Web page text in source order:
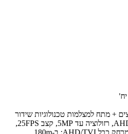
בלונים ל 4 ערוצים + מתח למצלמות טכנולוגיות שידור
AHD/TVI/CVI/ANALOG, רזולוציה עד 5MP, קצב 25FPS,
התקנה על מדף או קיר, מרחק כבל AHD/TVI: ב-180m